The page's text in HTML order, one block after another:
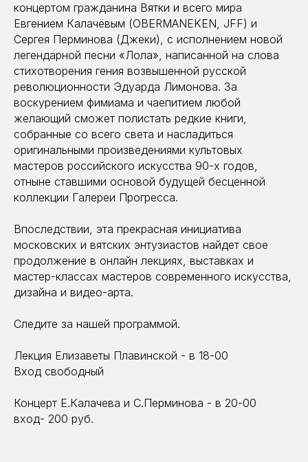
концертом гражданина Вятки и всего мира
Евгением Калачёвым (OBERMANEKEN, JFF) и
Сергея Перминова (Джеки), с исполнением новой
легендарной песни «Лола», написанной на слова
стихотворения гения возвышенной русской
революционности Эдуарда Лимонова. За
воскурением фимиама и чаепитием любой
желающий cможет полистать редкие книги,
собранные со всего света и насладиться
оригинальными произведениями культовых
мастеров российского искусства 90-х годов,
отныне ставшими основой будущей бесценной
коллекции Галереи Прогресса.
Впоследствии, эта прекрасная инициатива
московских и вятских энтузиастов найдет свое
продолжение в онлайн лекциях, выставках и
мастер-классах мастеров современного искусства,
дизайна и видео-арта.
Следите за нашей программой.
Лекция Елизаветы Плавинской - в 18-00
Вход свободный
Концерт E.Калачева и С.Перминова - в 20-00
вход- 200 руб.